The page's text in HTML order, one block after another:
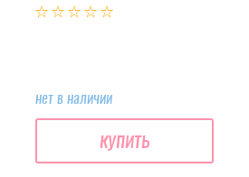
нет в наличии
купить